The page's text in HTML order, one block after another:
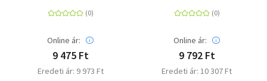
Berufliche und private
verständlich und
korrekt gestalten
Online ár:
9 475 Ft
Eredeti ár: 9 973 Ft
Lösungen |
mittlerer und
gehobener Dienst |
Bewerbung,
Sporttest,
Online ár:
9 792 Ft
Eredeti ár: 10 307 Ft